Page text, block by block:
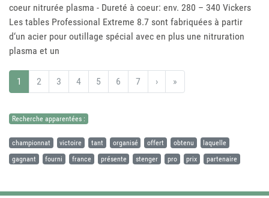
coeur nitrurée plasma - Dureté à coeur: env. 280 – 340 Vickers
Les tables Professional Extreme 8.7 sont fabriquées à partir
d‘un acier pour outillage spécial avec en plus une nitruration
plasma et un
1 2 3 4 5 6 7 › »
Recherche apparentées :
championnat victoire tant organisé offert obtenu
laquelle
gagnant
fourni france présente stenger pro prix partenaire